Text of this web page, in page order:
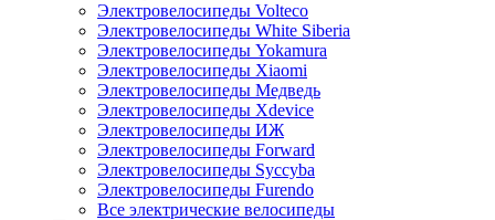
Электровелосипеды Volteco
Электровелосипеды White Siberia
Электровелосипеды Yokamura
Электровелосипеды Xiaomi
Электровелосипеды Медведь
Электровелосипеды Xdevice
Электровелосипеды ИЖ
Электровелосипеды Forward
Электровелосипеды Syccyba
Электровелосипеды Furendo
Все электрические велосипеды